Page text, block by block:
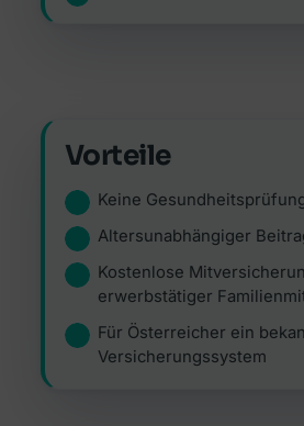
Vorteile
Keine
Altersunabhängiger
Kostenlose
erwerbstätiger
Für Österreicher ein
Versicherungssystem